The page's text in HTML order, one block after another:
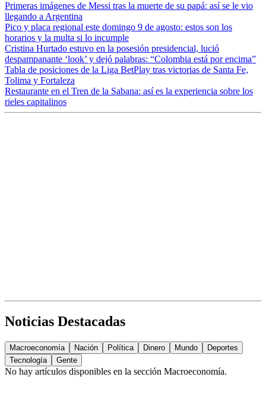
Primeras imágenes de Messi tras la muerte de su papá: así se le vio
llegando a Argentina
Pico y placa regional este domingo 9 de agosto: estos son los
horarios y la multa si lo incumple
Cristina Hurtado estuvo en la posesión presidencial, lució
despampanante ‘look’ y dejó palabras: “Colombia está por encima”
Tabla de posiciones de la Liga BetPlay tras victorias de Santa Fe,
Tolima y Fortaleza
Restaurante en el Tren de la Sabana: así es la experiencia sobre los
rieles capitalinos
Noticias Destacadas
Macroeconomía Nación Política Dinero Mundo
Deportes
Tecnología
Gente
No hay artículos disponibles en la sección Macroeconomía.